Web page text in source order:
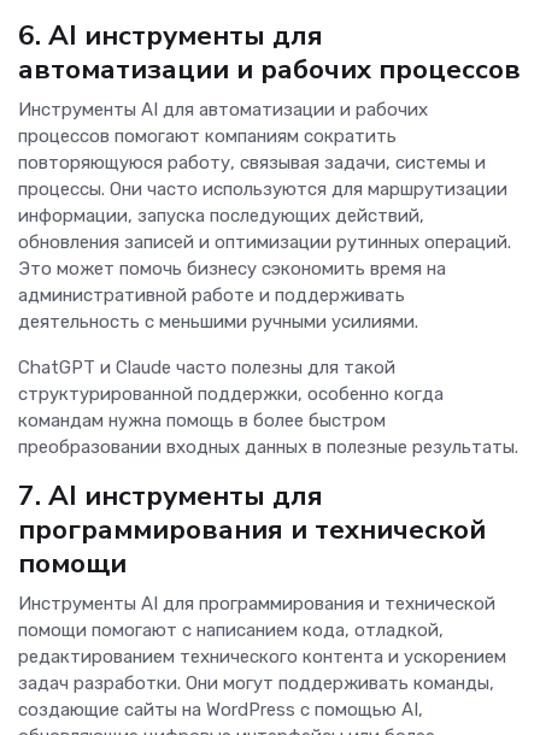
6. AI инструменты для
автоматизации и рабочих процессов
Инструменты AI для автоматизации и рабочих
процессов помогают компаниям сократить
повторяющуюся работу, связывая задачи, системы и
процессы. Они часто используются для маршрутизации
информации, запуска последующих действий,
обновления записей и оптимизации рутинных операций.
Это может помочь бизнесу сэкономить время на
административной работе и поддерживать
деятельность с меньшими ручными усилиями.
ChatGPT и Claude часто полезны для такой
структурированной поддержки, особенно когда
командам нужна помощь в более быстром
преобразовании входных данных в полезные результаты.
7. AI инструменты для
программирования и технической
помощи
Инструменты AI для программирования и технической
помощи помогают с написанием кода, отладкой,
редактированием технического контента и ускорением
задач разработки. Они могут поддерживать команды,
создающие сайты на WordPress с помощью AI,